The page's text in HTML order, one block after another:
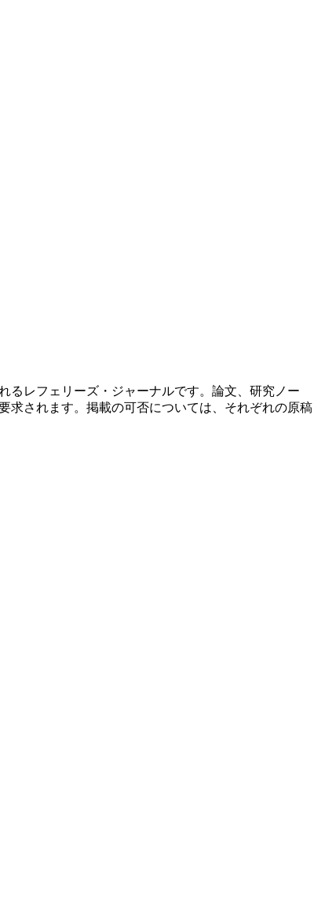
るレフェリーズ・ジャーナルです。論文、研究ノー
求されます。掲載の可否については、それぞれの原稿